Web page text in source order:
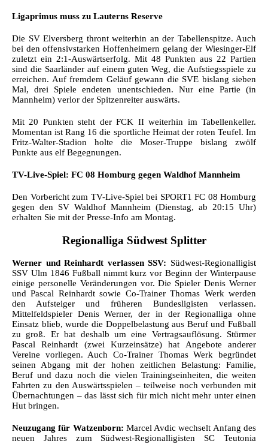
Ligaprimus muss zu Lauterns Reserve
Die SV Elversberg thront weiterhin an der Tabellenspitze. Auch
bei den offensivstarken Hoffenheimern gelang der Wiesinger-Elf
zuletzt ein 2:1-Auswärtserfolg. Mit 48 Punkten aus 22 Partien
sind die Saarländer auf einem guten Weg, die Aufstiegsspiele zu
erreichen. Auf fremdem Geläuf gewann die SVE bislang sieben
Mal, drei Spiele endeten unentschieden. Nur eine Partie (in
Mannheim) verlor der Spitzenreiter auswärts.
Mit 20 Punkten steht der FCK II weiterhin im Tabellenkeller.
Momentan ist Rang 16 die sportliche Heimat der roten Teufel. Im
Fritz-Walter-Stadion holte die Moser-Truppe bislang zwölf
Punkte aus elf Begegnungen.
TV-Live-Spiel: FC 08 Homburg gegen Waldhof Mannheim
Den Vorbericht zum TV-Live-Spiel bei SPORT1 FC 08 Homburg
gegen den SV Waldhof Mannheim (Dienstag, ab 20:15 Uhr)
erhalten Sie mit der Presse-Info am Montag.
Regionalliga Südwest Splitter
Werner und Reinhardt verlassen SSV: Südwest-Regionalligist
SSV Ulm 1846 Fußball nimmt kurz vor Beginn der Winterpause
einige personelle Veränderungen vor. Die Spieler Denis Werner
und Pascal Reinhardt sowie Co-Trainer Thomas Werk werden
den Aufsteiger und früheren Bundesligisten verlassen.
Mittelfeldspieler Denis Werner, der in der Regionalliga ohne
Einsatz blieb, wurde die Doppelbelastung aus Beruf und Fußball
zu groß. Er bat deshalb um eine Vertragsauflösung. Stürmer
Pascal Reinhardt (zwei Kurzeinsätze) hat Angebote anderer
Vereine vorliegen. Auch Co-Trainer Thomas Werk begründet
seinen Abgang mit der hohen zeitlichen Belastung: Familie,
Beruf und dazu noch die vielen Trainingseinheiten, die weiten
Fahrten zu den Auswärtsspielen – teilweise noch verbunden mit
Übernachtungen – das lässt sich für mich nicht mehr unter einen
Hut bringen.
Neuzugang für Watzenborn: Marcel Avdic wechselt Anfang des
neuen Jahres zum Südwest-Regionalligisten SC Teutonia